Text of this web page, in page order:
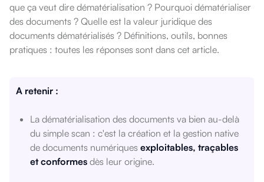
que ça veut dire dématérialisation ? Pourquoi dématérialiser
des documents ? Quelle est la valeur juridique des
documents dématérialisés ? Définitions, outils, bonnes
pratiques : toutes les réponses sont dans cet article.
A retenir :
La dématérialisation des documents va bien au-delà
du simple scan : c'est la création et la gestion native
de documents numériquesexploitables, traçables
et conformes dès leur origine.